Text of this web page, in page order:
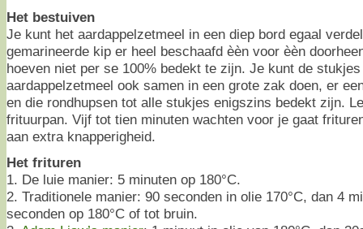
Het bestuiven
Je kunt het aardappelzetmeel in een diep bord egaal
gemarineerde kip er heel beschaafd èèn voor èèn
hoeven niet per se 100% bedekt te zijn. Je kunt de
aardappelzetmeel ook samen in een grote zak doen, er
en die rondhupsen tot alle stukjes enigszins bedekt zijn.
frituurpan. Vijf tot tien minuten wachten voor je gaat
aan extra knapperigheid.
Het frituren
1. De luie manier: 5 minuten op 180°C.
2. Traditionele manier: 90 seconden in olie 170°C, dan 4
seconden op 180°C of tot bruin.